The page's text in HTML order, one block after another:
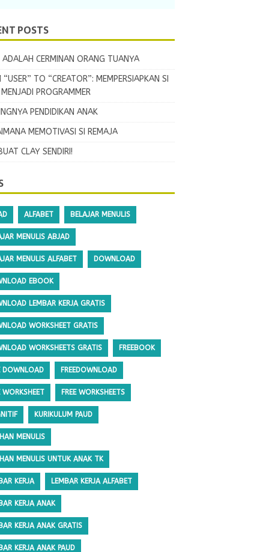
POSTS
CERMINAN ORANG TUANYA
“USER” TO “CREATOR”: MEMPERSIAPKAN SI
MENJADI PROGRAMMER
PENDIDIKAN ANAK
MEMOTIVASI SI REMAJA
CLAY SENDIRI!
ALFABET BELAJAR MENULIS
MENULIS ABJAD
MENULIS ALFABET DOWNLOAD
EBOOK
LEMBAR KERJA GRATIS
WORKSHEET GRATIS
WORKSHEETS GRATIS FREEBOOK
DOWNLOAD FREEDOWNLOAD
WORKSHEET FREE WORKSHEETS
KURIKULUM PAUD
MENULIS
MENULIS UNTUK ANAK TK
KERJA LEMBAR KERJA ALFABET
KERJA ANAK
KERJA ANAK GRATIS
KERJA ANAK PAUD